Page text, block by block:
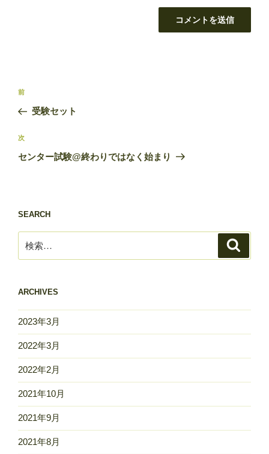
投
ナ
ビ
ゲ
ン
前
の
稿
前
受験セット
次
の
次
センター試験@終わりではなく始まり
SEARCH
索:
ARCHIVES
2023年3月
2022年3月
2022年2月
2021年10月
2021年9月
2021年8月